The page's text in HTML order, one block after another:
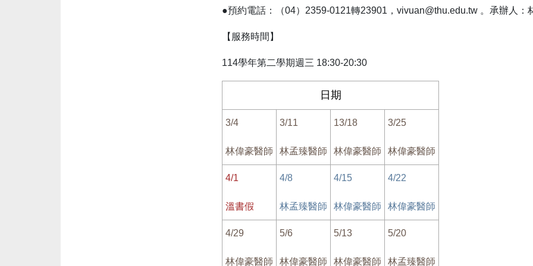
●預約電話：（04） 2359-0121轉23901 ， vivuan@thu.edu.tw 。承辦人：
【服務時間】
114學年第二學期週三 18:30-20:30
日期
3/4
林偉豪醫師
3/11
林孟臻醫師
13/18
林偉豪醫師
3/25
林偉豪醫師
4/1
溫書假
4/8
林孟臻醫師
4/15
林偉豪醫師
4/22
林偉豪醫師
4/29
林偉豪醫師
5/6
林偉豪醫師
5/13
林偉豪醫師
5/20
林孟臻醫師